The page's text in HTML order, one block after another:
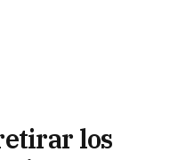
los